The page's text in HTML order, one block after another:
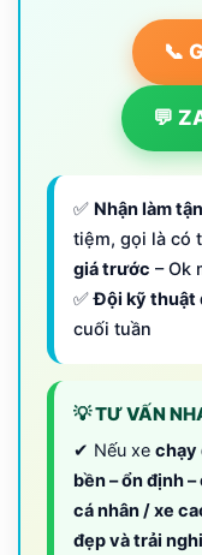
📞
💬
✅ Nhận làm
tiệm, gọi là có
giá trước – Ok
✅Đội kỹ thuật
cuối tuần
💡 TƯ VẤN
✔ Nếu xe chạy
bền – ổn định
cá nhân / xe
đẹp và trải